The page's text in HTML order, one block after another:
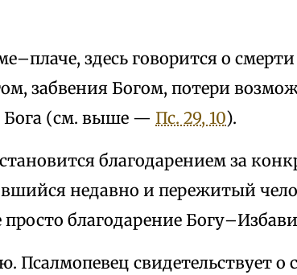
здесь говорится о
забвения Богом, потери
Бога (см. выше — Пс. 29, 10).
благодарением за
недавно и пережитый
благодарение
Псалмопевец свидетельствует о